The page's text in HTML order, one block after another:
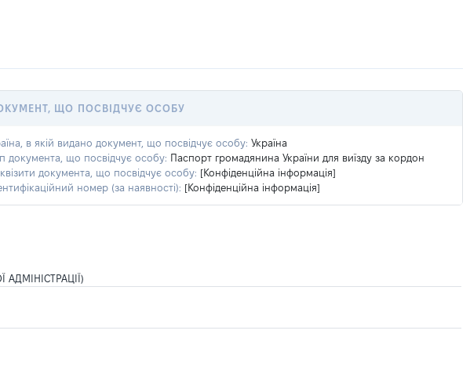
ЩО ПОСВІДЧУЄ ОСОБУ
в якій видано документ, що посвідчує особу: Україна
документа, що посвідчує особу: Паспорт громадянина України для виїзду за кордон
документа, що посвідчує особу: [Конфіденційна інформація]
номер (за наявності): [Конфіденційна інформація]